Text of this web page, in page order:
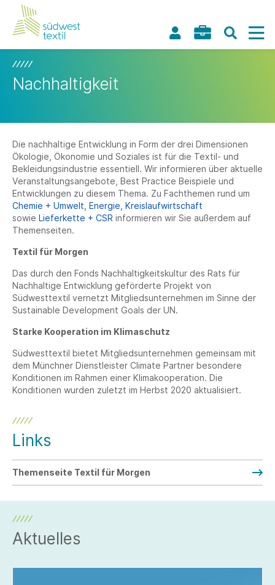
Nachhaltigkeit
Die nachhaltige Entwicklung in Form der drei Dimensionen
Ökologie, Ökonomie und Soziales ist für die Textil- und
Bekleidungsindustrie essentiell. Wir informieren über aktuelle
Veranstaltungsangebote, Best Practice Beispiele und
Entwicklungen zu diesem Thema. Zu Fachthemen rund um
Chemie + Umwelt, Energie, Kreislaufwirtschaft
sowie Lieferkette + CSR informieren wir Sie außerdem auf
Themenseiten.
Textil für Morgen
Das durch den Fonds Nachhaltigkeitskultur des Rats für
Nachhaltige Entwicklung geförderte Projekt von
Südwesttextil vernetzt Mitgliedsunternehmen im Sinne der
Sustainable Development Goals der UN.
Starke Kooperation im Klimaschutz
Südwesttextil bietet Mitgliedsunternehmen gemeinsam mit
dem Münchner Dienstleister Climate Partner besondere
Konditionen im Rahmen einer Klimakooperation. Die
Konditionen wurden zuletzt im Herbst 2020 aktualisiert.
Links
Themenseite Textil für Morgen
Aktuelles